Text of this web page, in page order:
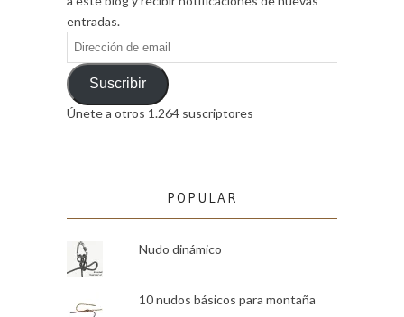
entradas.
Dirección
de
emailSuscribir
Únete a otros 1.264 suscriptores
POPULAR
Nudo dinámico
10 nudos básicos para montaña